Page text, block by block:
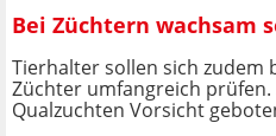
Bei Züchtern wachsam
Tierhalter sollen sich zudem
Züchter umfangreich prüfen.
Qualzuchten Vorsicht